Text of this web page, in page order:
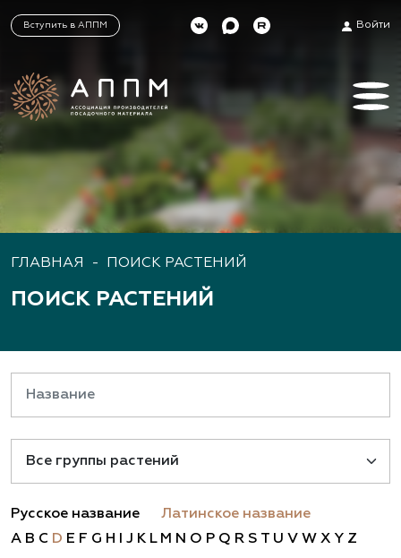
Вступить в АППМ Войти
ГЛАВНАЯ - ПОИСК РАСТЕНИЙ
ПОИСК РАСТЕНИЙ
Русское название
Латинское название
A B C D E F G H J K L M N O P Q R S T U V W X Y Z